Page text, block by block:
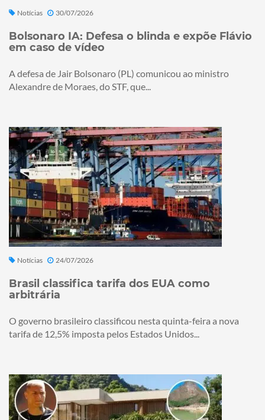
Notícias 30/07/2026
Bolsonaro IA: Defesa o blinda e expõe Flávio
em caso de vídeo
A defesa de Jair Bolsonaro (PL) comunicou ao ministro
Alexandre de Moraes, do STF, que...
Notícias 24/07/2026
Brasil classifica tarifa dos EUA como
arbitrária
O governo brasileiro classificou nesta quinta-feira a nova
tarifa de 12,5% imposta pelos Estados Unidos...